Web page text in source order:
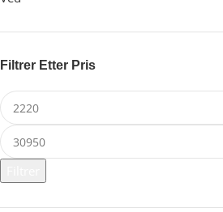
Filtrer Etter Pris